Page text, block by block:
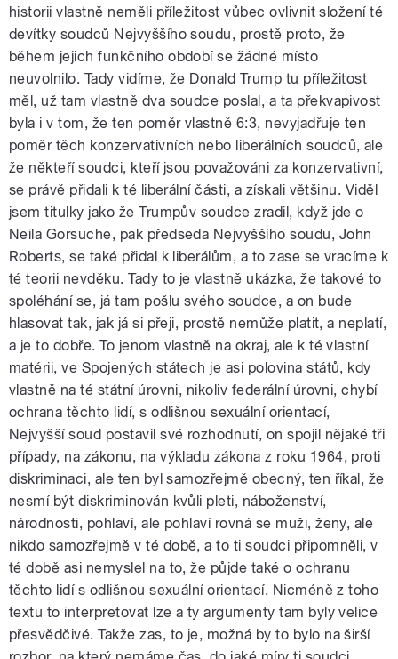
historii vlastně neměli příležitost vůbec ovlivnit složení té
devítky soudců Nejvyššího soudu, prostě proto, že
během jejich funkčního období se žádné místo
neuvolnilo. Tady vidíme, že Donald Trump tu příležitost
měl, už tam vlastně dva soudce poslal, a ta překvapivost
byla i v tom, že ten poměr vlastně 6:3, nevyjadřuje ten
poměr těch konzervativních nebo liberálních soudců, ale
že někteří soudci, kteří jsou považováni za konzervativní,
se právě přidali k té liberální části, a získali většinu. Viděl
jsem titulky jako že Trumpův soudce zradil, když jde o
Neila Gorsuche, pak předseda Nejvyššího soudu, John
Roberts, se také přidal k liberálům, a to zase se vracíme k
té teorii nevděku. Tady to je vlastně ukázka, že takové to
spoléhání se, já tam pošlu svého soudce, a on bude
hlasovat tak, jak já si přeji, prostě nemůže platit, a neplatí,
a je to dobře. To jenom vlastně na okraj, ale k té vlastní
matérii, ve Spojených státech je asi polovina států, kdy
vlastně na té státní úrovni, nikoliv federální úrovni, chybí
ochrana těchto lidí, s odlišnou sexuální orientací,
Nejvyšší soud postavil své rozhodnutí, on spojil nějaké tři
případy, na zákonu, na výkladu zákona z roku 1964, proti
diskriminaci, ale ten byl samozřejmě obecný, ten říkal, že
nesmí být diskriminován kvůli pleti, náboženství,
národnosti, pohlaví, ale pohlaví rovná se muži, ženy, ale
nikdo samozřejmě v té době, a to ti soudci připomněli, v
té době asi nemyslel na to, že půjde také o ochranu
těchto lidí s odlišnou sexuální orientací. Nicméně z toho
textu to interpretovat lze a ty argumenty tam byly velice
přesvědčivé. Takže zas, to je, možná by to bylo na širší